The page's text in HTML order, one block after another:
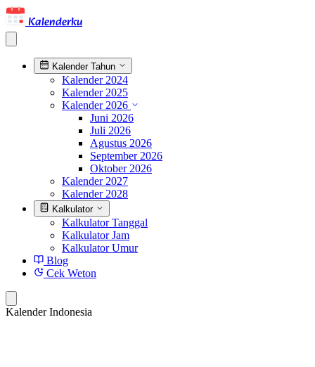
Kalenderku
Kalender Tahun
Kalender 2024
Kalender 2025
Kalender 2026
Juni 2026
Juli 2026
Agustus 2026
September 2026
Oktober 2026
Kalender 2027
Kalender 2028
Kalkulator
Kalkulator Tanggal
Kalkulator Jam
Kalkulator Umur
Blog
Cek Weton
Kalender Indonesia